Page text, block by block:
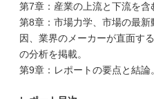
第7章：産業の上流と下流を含
第8章：市場力学、市場の最
因、業界のメーカーが直面す
の分析を掲載。
第9章：レポートの要点と結論。